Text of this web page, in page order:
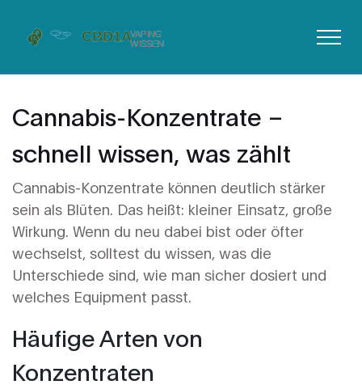
Cannabis-Konzentrate –
schnell wissen, was zählt
Cannabis-Konzentrate können deutlich stärker
sein als Blüten. Das heißt: kleiner Einsatz, große
Wirkung. Wenn du neu dabei bist oder öfter
wechselst, solltest du wissen, was die
Unterschiede sind, wie man sicher dosiert und
welches Equipment passt.
Häufige Arten von
Konzentraten